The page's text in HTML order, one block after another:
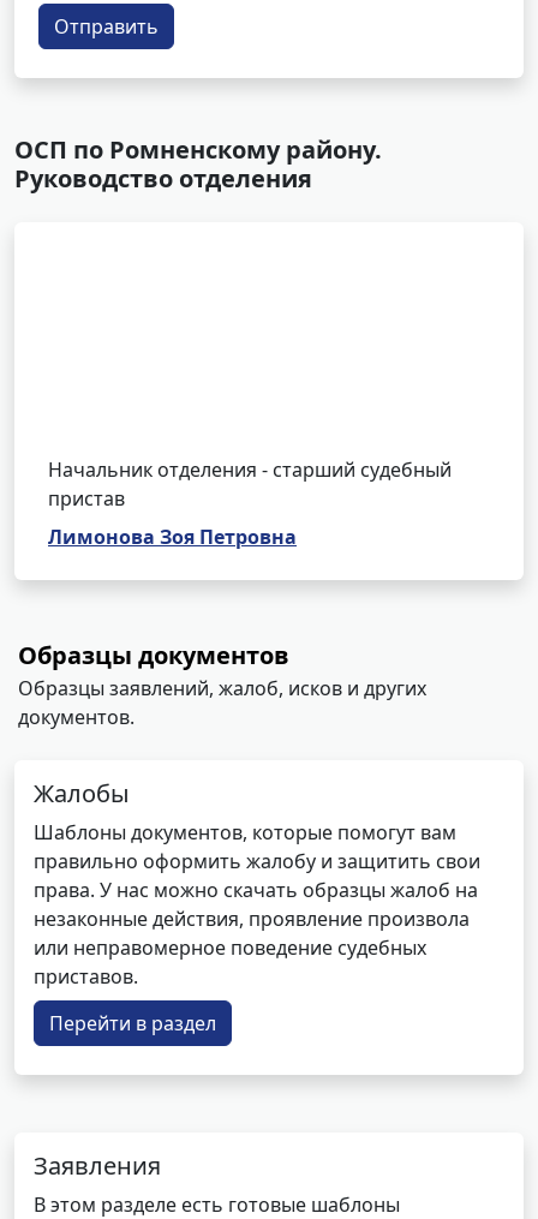
Отправить
ОСП по Ромненскому району.
Руководство отделения
Начальник отделения - старший судебный
пристав
Лимонова Зоя Петровна
Образцы документов
Образцы заявлений, жалоб, исков и других
документов.
Жалобы
Шаблоны документов, которые помогут вам
правильно оформить жалобу и защитить свои
права. У нас можно скачать образцы жалоб на
незаконные действия, проявление произвола
или неправомерное поведение судебных
приставов.
Перейти в раздел
Заявления
В этом разделе есть готовые шаблоны